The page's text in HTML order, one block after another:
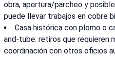
obra, apertura/parcheo y
puede llevar trabajos en cobre
Casa histórica con plomo o
and-tube: retiros que requieren
coordinación con otros oficios